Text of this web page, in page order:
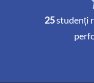
25studenți